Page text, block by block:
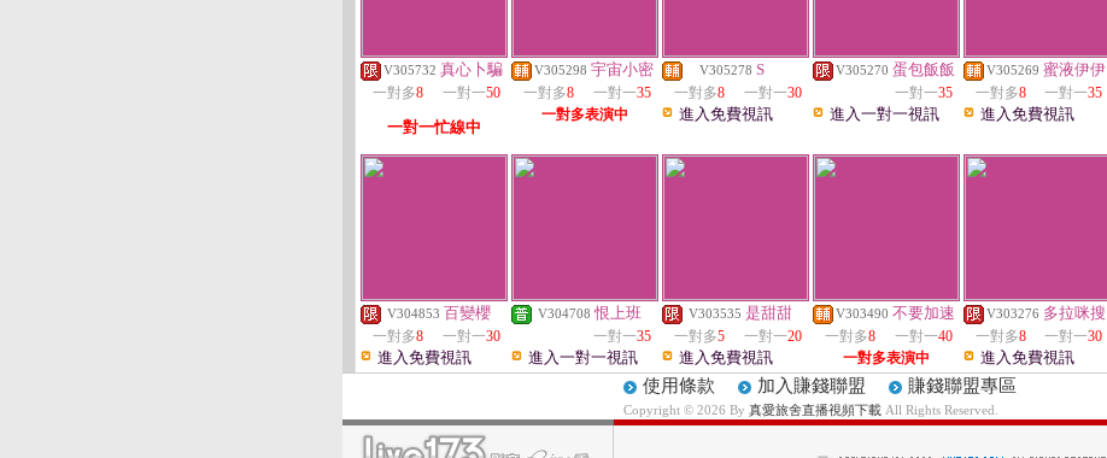
V305732 真心卜騙
一對多8 一對一50
一對一忙線中
V305298 宇宙小密
一對多8 一對一35
一對多表演中
V305278 S
一對多8 一對一30
進入免費視訊
V305270 蛋包飯飯
一對一35
進入一對一視訊
V305269 蜜液伊伊
一對多8 一對一35
進入免費視訊
V304853 百變櫻
一對多8 一對一30
進入免費視訊
V304708 恨上班
一對一35
進入一對一視訊
V303535 是甜甜
一對多5 一對一20
進入免費視訊
V303490 不要加速
一對多8 一對一40
一對多表演中
V303276 多拉咪搜
一對多8 一對一30
進入免費視訊
使用條款 加入賺錢聯盟 賺錢聯盟專區
Copyright © 2026 By 真愛旅舍直播視頻下載All Rights Reserved.